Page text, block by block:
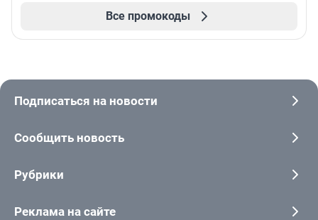
Все промокоды
Подписаться на новости
Сообщить новость
Рубрики
Реклама на сайте